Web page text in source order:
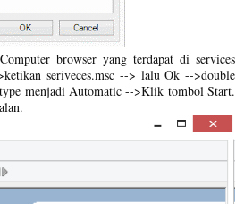
browser yang terdapat di services
seriveces.msc --> lalu Ok -->double
menjadi Automatic -->Klik tombol Start.